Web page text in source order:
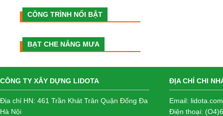
CÔNG TRÌNH NỔI BẬT
BẠT CHE NẮNG MƯA
CÔNG TY XÂY DỰNG LIDOTA
Địa chỉ HN: 461 Trần Khát Trân Quận Đống Đa
Hà Nội
ĐỊA CHỈ CHI
Email:
Điện thoại: